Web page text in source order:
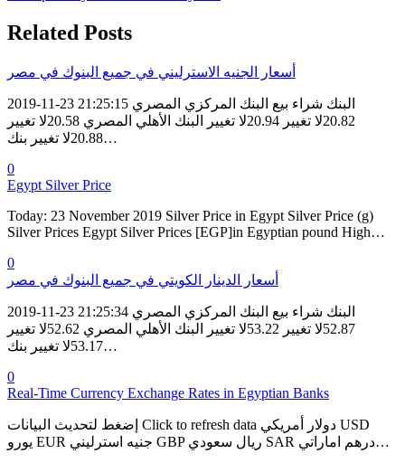
Related Posts
أسعار الجنيه الاسترليني في جميع البنوك في مصر
2019-11-23 21:25:15 البنك شراء بيع البنك المركزي المصري
20.82لا تغيير 20.94لا تغيير البنك الأهلي المصري 20.58لا تغيير
20.88لا تغيير بنك…
0
Egypt Silver Price
Today: 23 November 2019 Silver Price in Egypt Silver Price (g)
Silver Prices Egypt Silver Prices [EGP]in Egyptian pound High…
0
أسعار الدينار الكويتي في جميع البنوك في مصر
2019-11-23 21:25:34 البنك شراء بيع البنك المركزي المصري
52.87لا تغيير 53.22لا تغيير البنك الأهلي المصري 52.62لا تغيير
53.17لا تغيير بنك…
0
Real-Time Currency Exchange Rates in Egyptian Banks
إضغط لتحديث البيانات Click to refresh data دولار أمريكي USD
يورو EUR جنيه استرليني GBP ريال سعودي SAR درهم اماراتي…